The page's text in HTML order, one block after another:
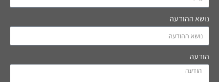
נושא ההודעה
הודעה